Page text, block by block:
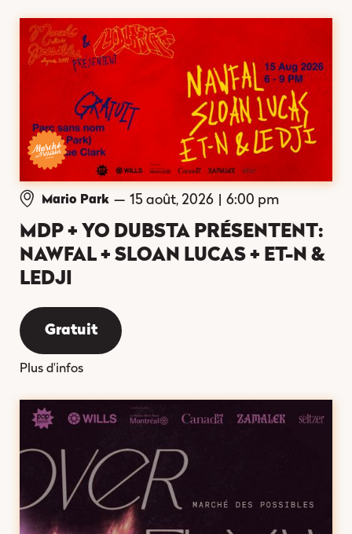
Mario Park — 15 août, 2026 6:00 pm
MDP + YO DUBSTA PRÉSENTENT:
NAWFAL + SLOAN LUCAS + ET-N &
LEDJI
Gratuit
Plus d'infos